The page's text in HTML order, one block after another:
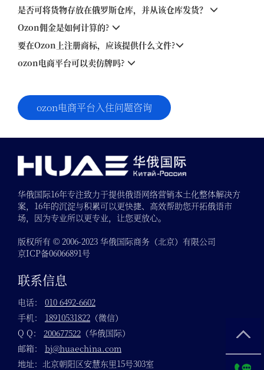
是否可将货物存放在俄罗斯仓库，并从该仓库发货？
Ozon佣金是如何计算的?
要在Ozon上注册商标，应该提供什么文件?
ozon电商平台可以卖仿牌吗?
ozon电商平台入住问题咨询
华俄国际16年专注致力于提供俄语网络营销本土化整体解决方
案，16年的沉淀与积累可以更快捷、高效帮助您开拓俄语市
场，因为专业所以更专业，让您更放心。
版权所有 © 2006-2023 华俄国际商务（北京）有限公司
京ICP备06066891号
联系信息
电话： 010 6492-6602
手机： 18910531822 （微信）
Q Q： 200677522 （华俄国际）
邮箱： bj@huaechina.com
地址：北京朝阳区安慧东里15号303室